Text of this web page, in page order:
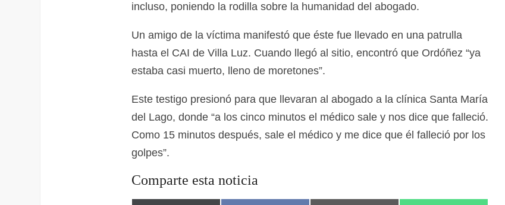
incluso, poniendo la rodilla sobre la humanidad del abogado.
Un amigo de la víctima manifestó que éste fue llevado en una patrulla
hasta el CAI de Villa Luz. Cuando llegó al sitio, encontró que Ordóñez “ya
estaba casi muerto, lleno de moretones”.
Este testigo presionó para que llevaran al abogado a la clínica Santa María
del Lago, donde “a los cinco minutos el médico sale y nos dice que falleció.
Como 15 minutos después, sale el médico y me dice que él falleció por los
golpes”.
Comparte esta noticia